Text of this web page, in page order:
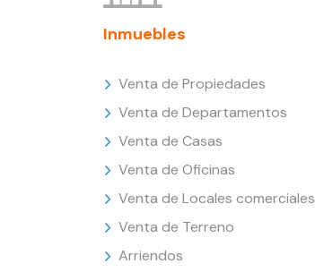
Inmuebles
Venta de Propiedades
Venta de Departamentos
Venta de Casas
Venta de Oficinas
Venta de Locales comerciales
Venta de Terreno
Arriendos